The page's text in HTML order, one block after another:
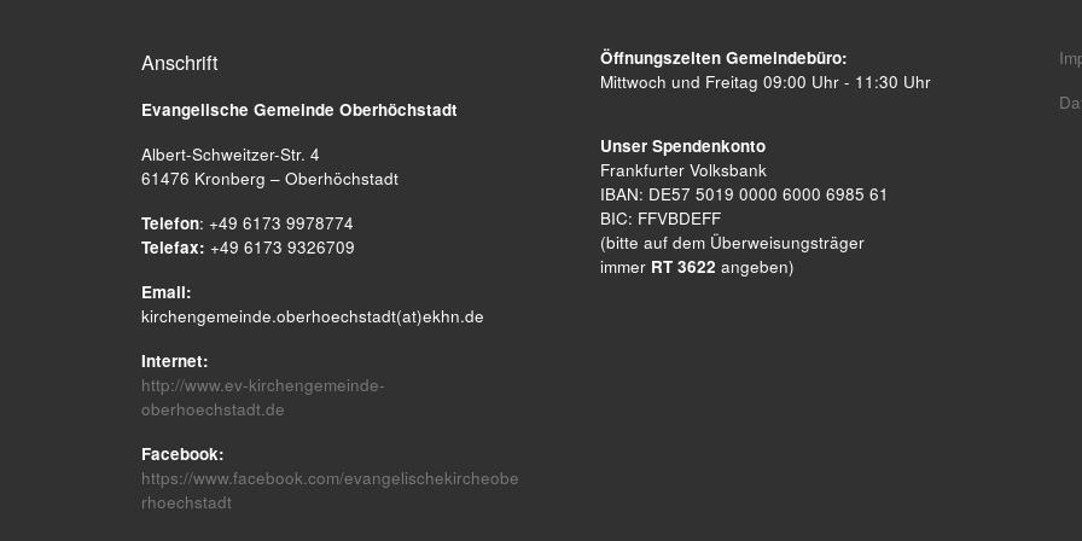
Anschrift
Evangelische Gemeinde Oberhöchstadt
Albert-Schweitzer-Str. 4
61476 Kronberg – Oberhöchstadt
Telefon: +49 6173 9978774
Telefax: +49 6173 9326709
Email:
kirchengemeinde.oberhoechstadt(at)ekhn.de
Internet:
http://www.ev-kirchengemeinde-
oberhoechstadt.de
Facebook:
https://www.facebook.com/evangelischekircheobe
rhoechstadt
Öffnungszeiten Gemeindebüro:
Mittwoch und Freitag 09:00 Uhr - 11:30 Uhr
Unser Spendenkonto
Frankfurter Volksbank
IBAN: DE57 5019 0000 6000 6985 61
BIC: FFVBDEFF
(bitte auf dem Überweisungsträger
immer RT 3622 angeben)